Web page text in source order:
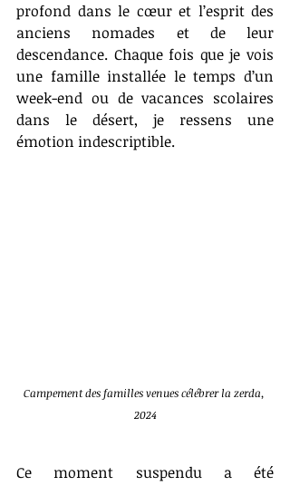
profond dans le cœur et l’esprit des
anciens nomades et de leur
descendance. Chaque fois que je vois
une famille installée le temps d’un
week-end ou de vacances scolaires
dans le désert, je ressens une
émotion indescriptible.
Campement des familles venues célébrer la zerda,
2024
Ce moment suspendu a été